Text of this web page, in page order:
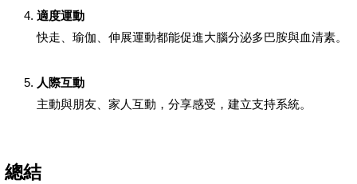
適度運動
快走、瑜伽、伸展運動都能促進大腦分泌多巴胺與血清素。
人際互動
主動與朋友、家人互動，分享感受，建立支持系統。
總結